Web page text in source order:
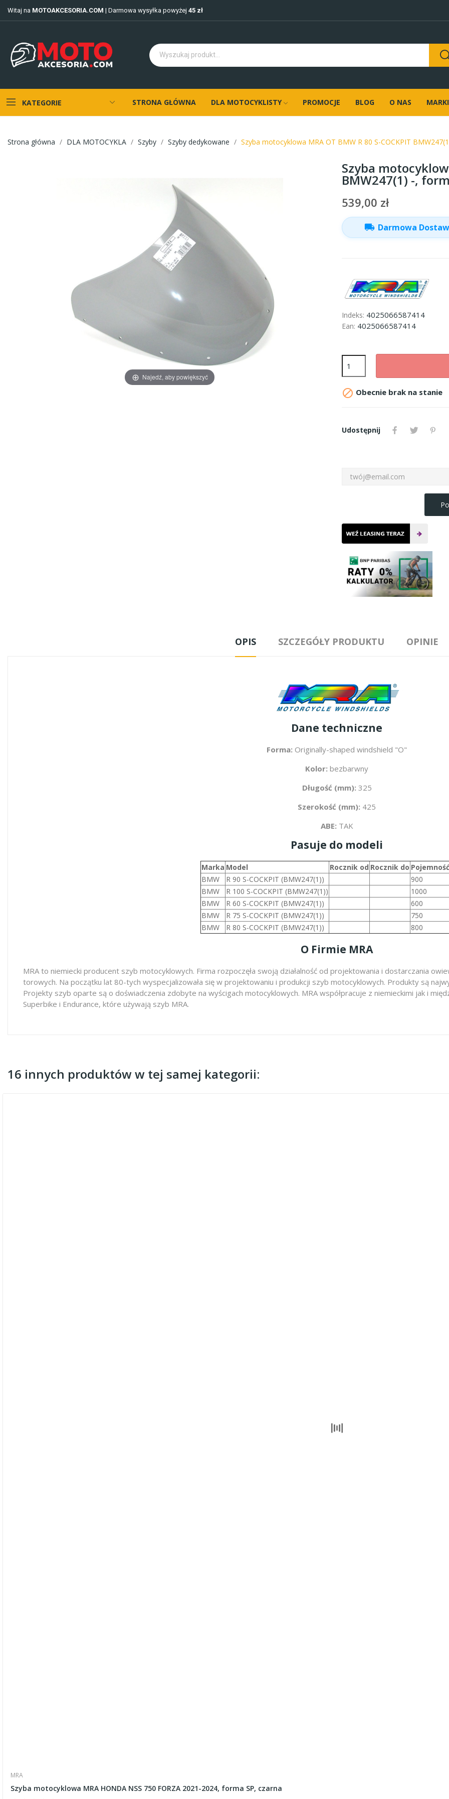
Witaj na MOTOAKCESORIA.COM | Darmowa wysyłka powyżej 45 zł
KATEGORIE STRONA GŁÓWNA DLA MOTOCYKLISTY PROMOCJE BLOG O NAS MARKI
Strona główna DLA MOTOCYKLA Szyby Szyby dedykowane Szyba motocyklowa MRA OT BMW R 80 S-COCKPIT
Najedź, aby powiększyć
Szyba
BMW247(1) -,
539,00 zł
local_shipping Darmowa
Indeks: 4025066587414
Ean: 4025066587414
 Obecnie brak na stanie
Udostępnij
OPIS SZCZEGÓŁY PRODUKTU OPINIE
Dane techniczne
Forma: Originally-shaped windshield "O"
Kolor: bezbarwny
Długość (mm): 325
Szerokość (mm): 425
ABE: TAK
Pasuje do modeli
Marka Model Rocznik od Rocznik do
BMW
R 90 S-COCKPIT (BMW247(1))
900
BMW
R 100 S-COCKPIT (BMW247(1))
1000
BMW
R 60 S-COCKPIT (BMW247(1))
600
BMW
R 75 S-COCKPIT (BMW247(1))
750
BMW
R 80 S-COCKPIT (BMW247(1)) 800
O Firmie MRA
MRA to niemiecki producent szyb motocyklowych. Firma rozpoczęła swoją działalność od projektowania i dostarczania
torowych. Na początku lat 80-tych wyspecjalizowała się w projektowaniu i produkcji szyb motocyklowych. Produkty są
Projekty szyb oparte są o doświadczenia zdobyte na wyścigach motocyklowych. MRA współpracuje z niemieckimi jak i
Superbike i Endurance, które używają szyb MRA.
16 innych produktów w tej samej kategorii:
MRA
Szyba motocyklowa MRA HONDA NSS 750 FORZA 2021-2024, forma SP, czarna